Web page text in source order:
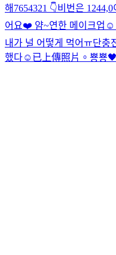
해 7654321 👇비번은 1244,0
어요❤️ 얌~연한 메이크업☺️
내가 널 어떻게 먹어ㅠ단충
했다☺️ 已上傳照片。 뿅뿅🖤